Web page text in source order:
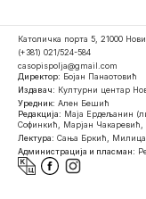
Католичка порта 5, 21000
(+381) 021/524-584
casopispolja@gmail.com
Директор: Бојан Панаотовић
Издавач: Културни центар
Уредник: Ален Бешић
Редакција: Маја Ердељанин
Софинкић, Марјан Чакаревић,
Лектура: Сања Бркић, Милица
Администрација и пласман: